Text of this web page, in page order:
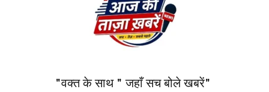
"वक्त के साथ " जहाँ सच बोले खबरें"